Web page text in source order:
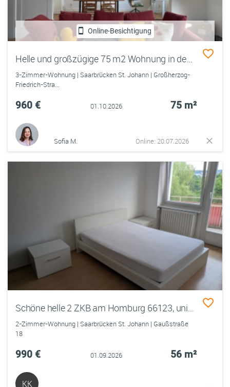
Online-Besichtigung
Helle und großzügige 75 m2 Wohnung in der Saarbrücker Innenstadt – bezugsfertig ab 1. Oktober
3-Zimmer-Wohnung | Saarbrücken St. Johann | Großherzog-
Friedrich-Stra...
960 € 01.10.2026 75 m²
Sofia M. Online: 20.07.2026
Schöne helle 2 ZKB am Homburg 66123, uninah & frisch renoviert
2-Zimmer-Wohnung | Saarbrücken St. Johann | Gaußstraße
18
990 € 01.09.2026 56 m²
KK